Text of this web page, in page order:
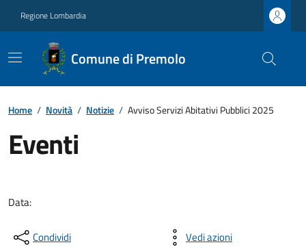
Regione Lombardia
Comune di Premolo
Home / Novità / Notizie / Avviso Servizi Abitativi Pubblici 2025
Eventi
Data:
Condividi Vedi azioni